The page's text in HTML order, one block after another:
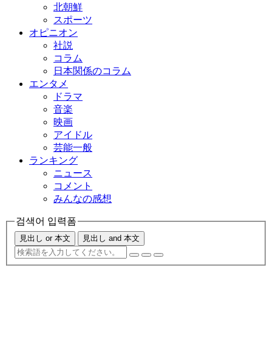
北朝鮮
スポーツ
オピニオン
社説
コラム
日本関係のコラム
エンタメ
ドラマ
音楽
映画
アイドル
芸能一般
ランキング
ニュース
コメント
みんなの感想
검색어 입력폼
見出し or 本文 見出し and 本文